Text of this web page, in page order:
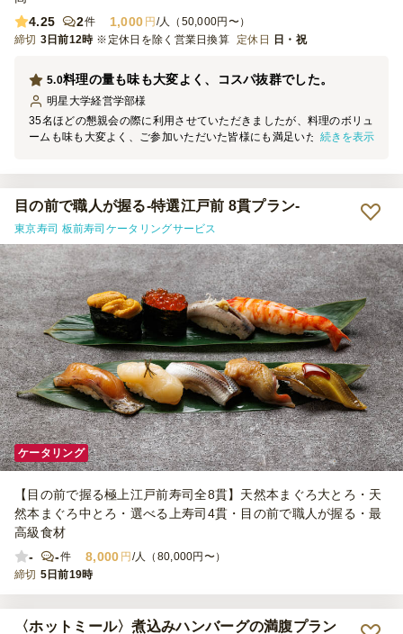
4.25
2件 1,000 円 /人（50,000円〜）
締切 3日前12時 ※定休日を除く営業日換算 定休日 日・祝
料理の量も味も大変よく、コスパ抜群でした。
5.0
明星大学経営学部様
35名ほどの懇親会の際に利用させていただきましたが、料理のボリュ
ームも味も大変よく、ご参加いただいた皆様にも満足いただきまし
ましたし、真夏だったので保冷剤もしっかりと入っていて、サービス
もよかったです。飲み物だけ用意すれば本格的なパーティーができる
続きを表示
目の前で職人が握る‐特選江戸前 8貫プラン‐
東京寿司 板前寿司ケータリングサービス
ケータリング
【目の前で握る極上江戸前寿司全8貫】天然本まぐろ大とろ・天
然本まぐろ中とろ・選べる上寿司4貫・目の前で職人が握る・最
高級食材
-
-件 8,000 円/人（80,000円〜）
締切 5日前19時
〈ホットミール〉煮込みハンバーグの満腹プラン